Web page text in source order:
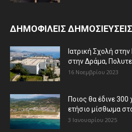
ΔΗΜΟΦΙΛΕΙΣ ΔΗΜΟΣΙΕΥΣΕΙΣ
Ιατρική Σχολή
στην Δράμα,
16 Νοεμβρίου 2023
Ποιος θα έδινε 300
ετήσιο μίσθωμα
3 Ιανουαρίου 2025